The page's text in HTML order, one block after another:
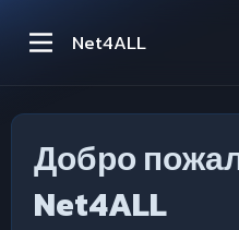
Net4ALL
Добро
Net4ALL